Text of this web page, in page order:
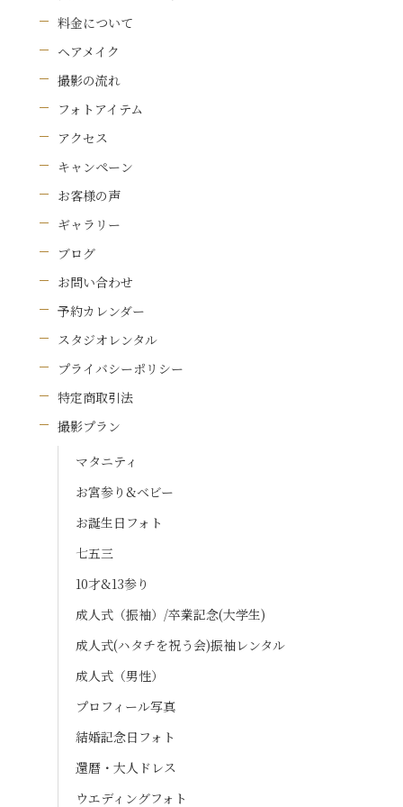
料金について
ヘアメイク
撮影の流れ
フォトアイテム
アクセス
キャンペーン
お客様の声
ギャラリー
ブログ
お問い合わせ
予約カレンダー
スタジオレンタル
プライバシーポリシー
特定商取引法
撮影プラン
マタニティ
お宮参り&ベビー
お誕生日フォト
七五三
10才&13参り
成人式（振袖）/卒業記念(大学生)
成人式(ハタチを祝う会)振袖レンタル
成人式（男性）
プロフィール写真
結婚記念日フォト
還暦・大人ドレス
ウエディングフォト